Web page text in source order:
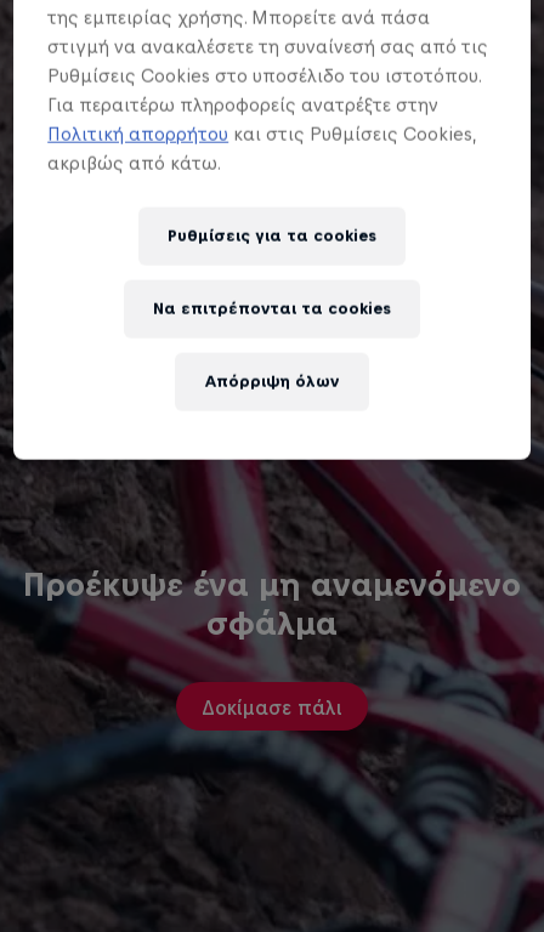
Προέκυψε ένα μη αναμενόμενο
σφάλμα
Δοκίμασε πάλι
της εμπειρίας χρήσης. Μπορείτε ανά πάσα
στιγμή να ανακαλέσετε τη συναίνεσή σας από τις
Ρυθμίσεις Cookies στο υποσέλιδο του ιστοτόπου.
Για περαιτέρω πληροφορείς ανατρέξτε στην
Πολιτική απορρήτου και στις Ρυθμίσεις Cookies,
ακριβώς από κάτω.
Ρυθμίσεις για τα cookies
Απόρριψη όλων
Να επιτρέπονται τα cookies